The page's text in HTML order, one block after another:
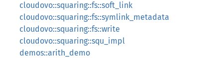
cloudovo::squaring::fs::soft_link
cloudovo::squaring::fs::symlink_metadata
cloudovo::squaring::fs::write
cloudovo::squaring::squ_impl
demos::arith_demo